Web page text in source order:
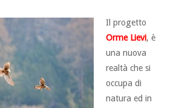
Il progetto
Orme Lievi, è
una nuova
realtà che si
occupa di
natura ed in